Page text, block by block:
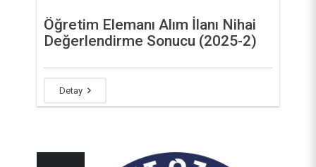
Öğretim Elemanı Alım İlanı Nihai
Değerlendirme Sonucu (2025-2)
Detay